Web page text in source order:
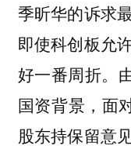
季昕华的诉求
即使科创板允
好一番周折。
国资背景，面
股东持保留意